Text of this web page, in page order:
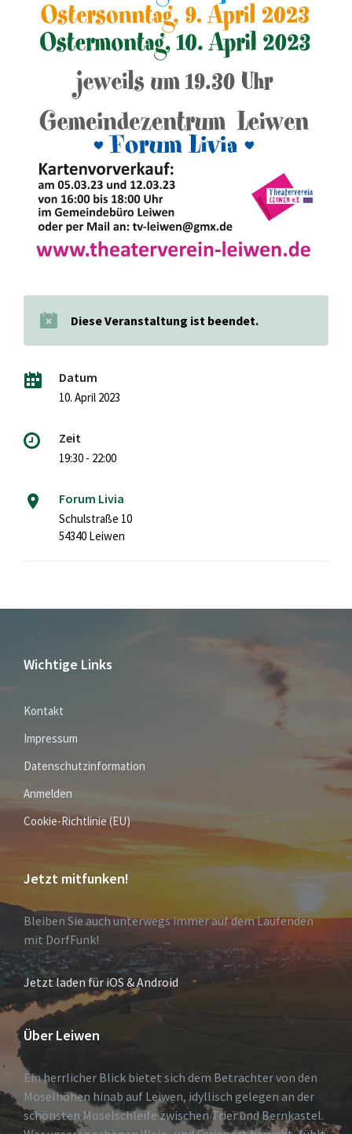
Diese Veranstaltung ist beendet.
Datum
10. April 2023
Zeit
19:30 - 22:00
Forum Livia
Schulstraße 10
54340 Leiwen
Wichtige Links
Kontakt
Impressum
Datenschutzinformation
Anmelden
Cookie-Richtlinie (EU)
Jetzt mitfunken!
Bleiben Sie auch unterwegs immer auf dem Laufenden
mit DorfFunk!
Jetzt laden für iOS & Android
Über Leiwen
Ein herrlicher Blick bietet sich dem Betrachter von den
Moselhöhen hinab auf Leiwen, idyllisch gelegen an der
schönsten Moselschleife zwischen Trier und Bernkastel.